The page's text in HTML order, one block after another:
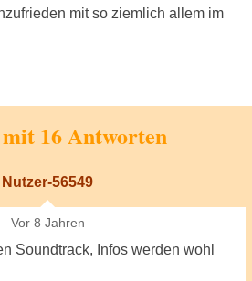
mit so ziemlich allem im
16 Antworten
Nutzer-56549
Vor 8 Jahren
Soundtrack, Infos werden wohl